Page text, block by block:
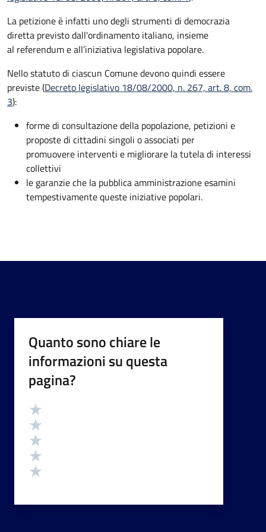
La petizione è infatti uno degli strumenti di democrazia
diretta previsto dall'ordinamento italiano, insieme
al referendum e all’iniziativa legislativa popolare.
Nello statuto di ciascun Comune devono quindi essere
previste (Decreto legislativo 18/08/2000, n. 267, art. 8, com.
3):
forme di consultazione della popolazione, petizioni e
proposte di cittadini singoli o associati per
promuovere interventi e migliorare la tutela di interessi
collettivi
le garanzie che la pubblica amministrazione esamini
tempestivamente queste iniziative popolari.
Quanto sono chiare le
informazioni su questa
pagina?
Valutazione